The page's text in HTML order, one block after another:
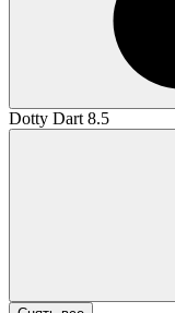
Dotty Dart 8.5